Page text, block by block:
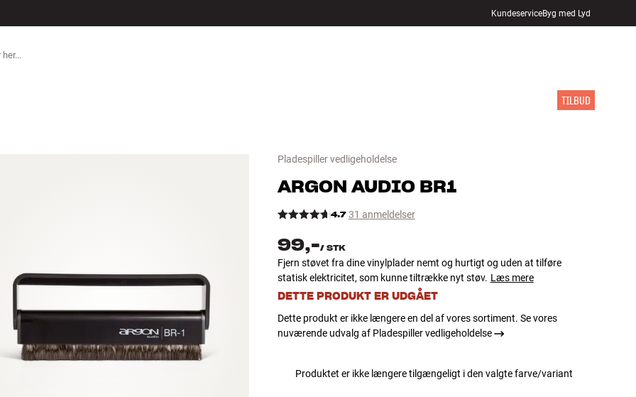
KundeserviceByg med Lyd
TILBUD
Pladespiller vedligeholdelse
ARGON AUDIO BR1
4.7 31 anmeldelser
99,-/ STK
Fjern støvet fra dine vinylplader nemt og hurtigt og uden at tilføre
statisk elektricitet, som kunne tiltrække nyt støv. Læs mere
DETTE PRODUKT ER UDGÅET
Dette produkt er ikke længere en del af vores sortiment. Se vores
nuværende udvalg af Pladespiller vedligeholdelse
Produktet er ikke længere tilgængeligt i den valgte farve/variant